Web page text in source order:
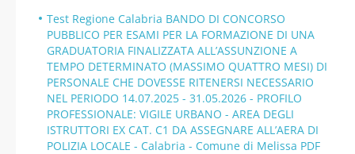
Test Regione Calabria BANDO DI CONCORSO
PUBBLICO PER ESAMI PER LA FORMAZIONE DI UNA
GRADUATORIA FINALIZZATA ALL’ASSUNZIONE A
TEMPO DETERMINATO (MASSIMO QUATTRO MESI) DI
PERSONALE CHE DOVESSE RITENERSI NECESSARIO
NEL PERIODO 14.07.2025 - 31.05.2026 - PROFILO
PROFESSIONALE: VIGILE URBANO - AREA DEGLI
ISTRUTTORI EX CAT. C1 DA ASSEGNARE ALL’AERA DI
POLIZIA LOCALE - Calabria - Comune di Melissa PDF